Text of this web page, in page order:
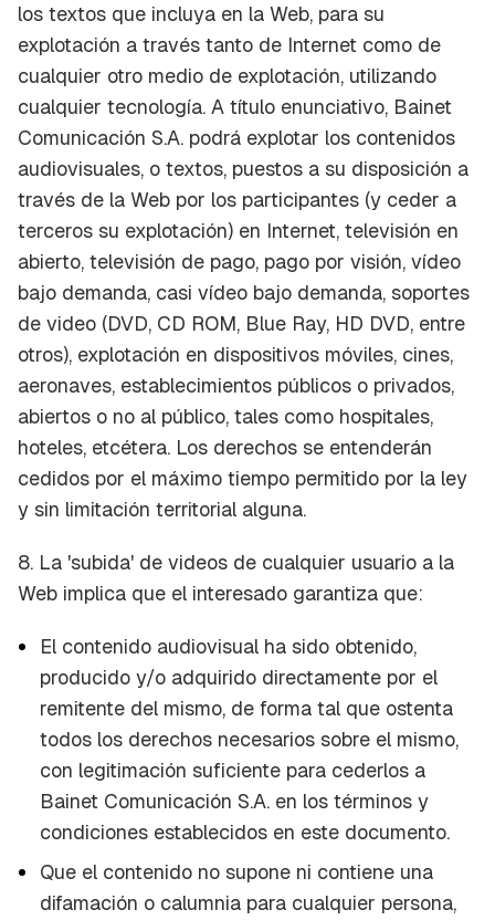
los textos que incluya en la Web, para su
explotación a través tanto de Internet como de
cualquier otro medio de explotación, utilizando
cualquier tecnología. A título enunciativo, Bainet
Comunicación S.A. podrá explotar los contenidos
audiovisuales, o textos, puestos a su disposición a
través de la Web por los participantes (y ceder a
terceros su explotación) en Internet, televisión en
abierto, televisión de pago, pago por visión, vídeo
bajo demanda, casi vídeo bajo demanda, soportes
de video (DVD, CD ROM, Blue Ray, HD DVD, entre
otros), explotación en dispositivos móviles, cines,
aeronaves, establecimientos públicos o privados,
abiertos o no al público, tales como hospitales,
hoteles, etcétera. Los derechos se entenderán
cedidos por el máximo tiempo permitido por la ley
y sin limitación territorial alguna.
8. La 'subida' de videos de cualquier usuario a la
Web implica que el interesado garantiza que:
El contenido audiovisual ha sido obtenido,
producido y/o adquirido directamente por el
remitente del mismo, de forma tal que ostenta
todos los derechos necesarios sobre el mismo,
con legitimación suficiente para cederlos a
Bainet Comunicación S.A. en los términos y
condiciones establecidos en este documento.
Que el contenido no supone ni contiene una
difamación o calumnia para cualquier persona,